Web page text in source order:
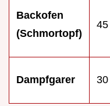
Backofen
(Schmortopf)
Dampfgarer